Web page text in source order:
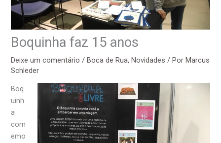
Boquinha faz 15 anos
Deixe um comentário /Boca de Rua,Novidades / PorMarcus
Schleder
Boq
uinh
a
com
emo